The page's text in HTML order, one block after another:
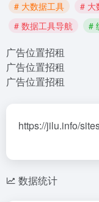
# 大数据工具
# 大
# 数据工具导航
#
广告位置招租
广告位置招租
广告位置招租
https://jilu.info/
数据统计